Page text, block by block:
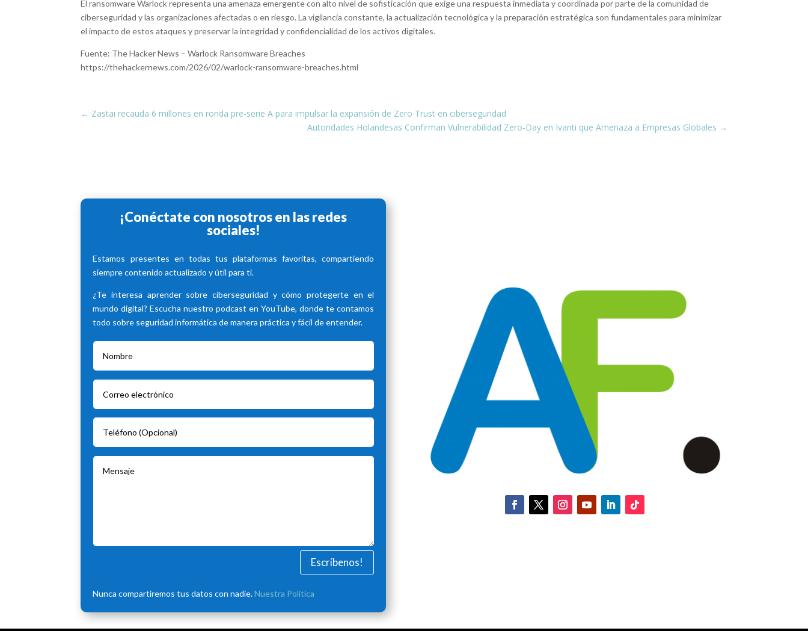
El ransomware Warlock representa una amenaza emergente con alto nivel de sofisticación que exige una respuesta inmediata y coordinada por parte de la comunidad de
ciberseguridad y las organizaciones afectadas o en riesgo. La vigilancia constante, la actualización tecnológica y la preparación estratégica son fundamentales para minimizar
el impacto de estos ataques y preservar la integridad y confidencialidad de los activos digitales.
Fuente: The Hacker News – Warlock Ransomware Breaches
https://thehackernews.com/2026/02/warlock-ransomware-breaches.html
← Zastai recauda 6 millones en ronda pre-serie A para impulsar la expansión de Zero Trust en ciberseguridad
Autoridades Holandesas Confirman Vulnerabilidad Zero-Day en Ivanti que Amenaza a Empresas Globales →
¡Conéctate con nosotros en las redes
sociales!
Estamos presentes en todas tus plataformas favoritas, compartiendo
siempre contenido actualizado y útil para ti.
¿Te interesa aprender sobre ciberseguridad y cómo protegerte en el
mundo digital? Escucha nuestro podcast en YouTube, donde te contamos
todo sobre seguridad informática de manera práctica y fácil de entender.
Escríbenos!
Nunca compartiremos tus datos con nadie.Nuestra Política